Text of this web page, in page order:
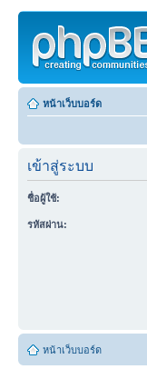
หน้าเว็บบอร์ด
เข้าสู่ระบบ
ชื่อผู้ใช้:
รหัสผ่าน:
หน้าเว็บบอร์ด